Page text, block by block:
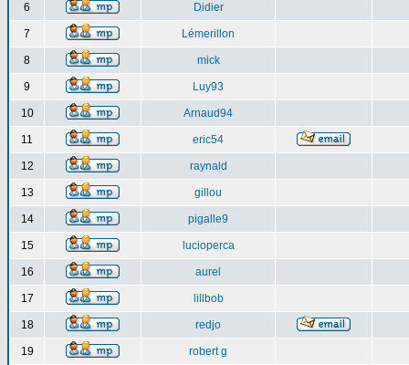
6 Didier
7 Lémerillon
8 mick
9 Luy93
10 Arnaud94
11 eric54
12 raynald
13 gillou
14 pigalle9
15 lucioperca
16 aurel
17 lillbob
18 redjo
19 robert g